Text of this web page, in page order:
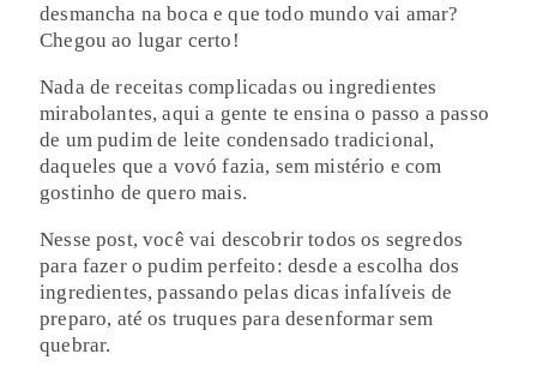
desmancha na boca e que todo mundo vai amar?
Chegou ao lugar certo!
Nada de receitas complicadas ou ingredientes
mirabolantes, aqui a gente te ensina o passo a passo
de um pudim de leite condensado tradicional,
daqueles que a vovó fazia, sem mistério e com
gostinho de quero mais.
Nesse post, você vai descobrir todos os segredos
para fazer o pudim perfeito: desde a escolha dos
ingredientes, passando pelas dicas infalíveis de
preparo, até os truques para desenformar sem
quebrar.